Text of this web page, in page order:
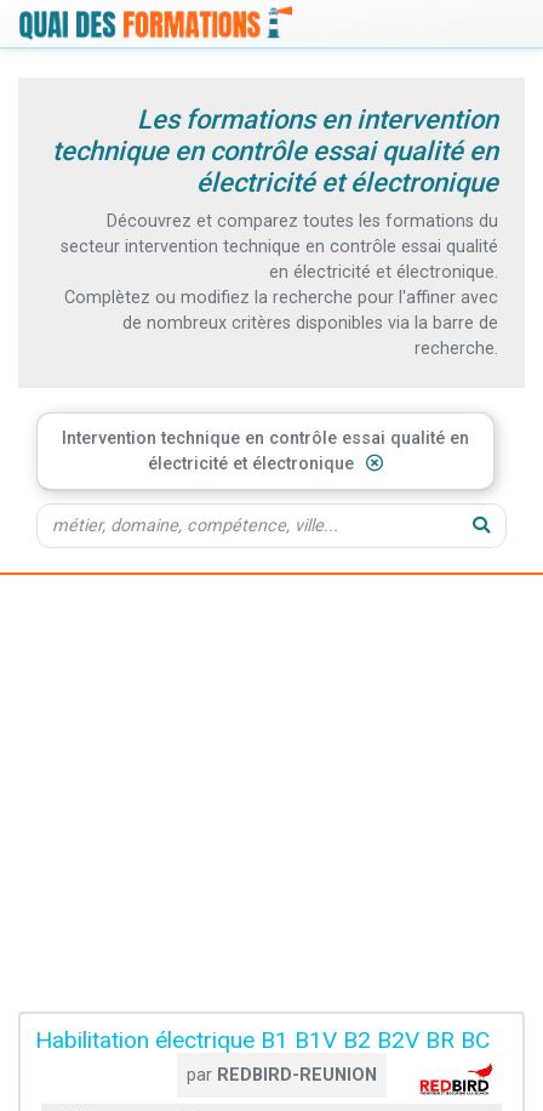
Les formations en intervention
technique en contrôle essai qualité en
électricité et électronique
Découvrez et comparez toutes les formations du
secteur intervention technique en contrôle essai qualité
en électricité et électronique.
Complètez ou modifiez la recherche pour l'affiner avec
de nombreux critères disponibles via la barre de
recherche.
Intervention technique en contrôle essai qualité en
électricité et électronique
Habilitation électrique B1 B1V B2 B2V BR BC
par REDBIRD-REUNION